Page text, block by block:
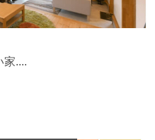
家....